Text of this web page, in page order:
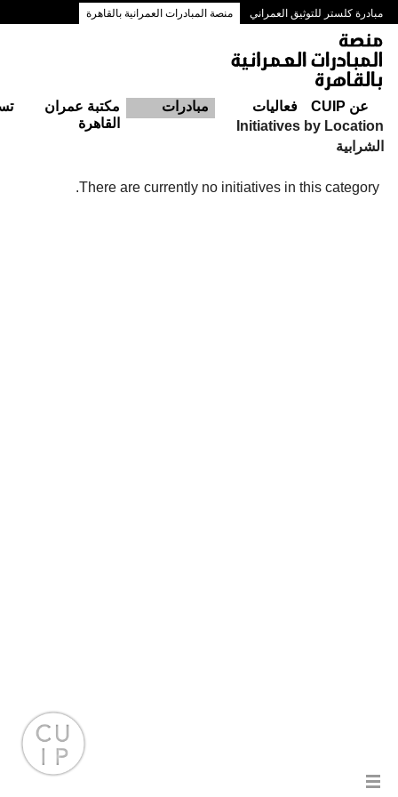
مبادرة كلستر للتوثيق العمراني منصة المبادرات العمرانية بالقاهرة
ممرات وسط البلد بالقاهرة
عن CUIP فعاليات مبادرات
مكتبة عمران
القاهرة
Initiatives by Location
الشرابية
There are currently no initiatives in this category.